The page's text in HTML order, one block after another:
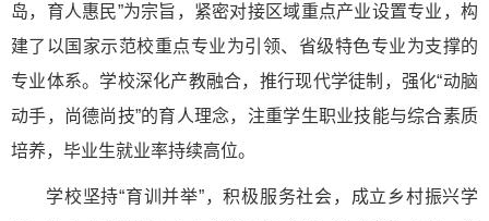
岛，育人惠民”为宗旨，紧密对接区域重点产业设置专业，构
建了以国家示范校重点专业为引领、省级特色专业为支撑的
专业体系。学校深化产教融合，推行现代学徒制，强化“动脑
动手，尚德尚技”的育人理念，注重学生职业技能与综合素质
培养，毕业生就业率持续高位。
学校坚持“育训并举”，积极服务社会，成立乡村振兴学